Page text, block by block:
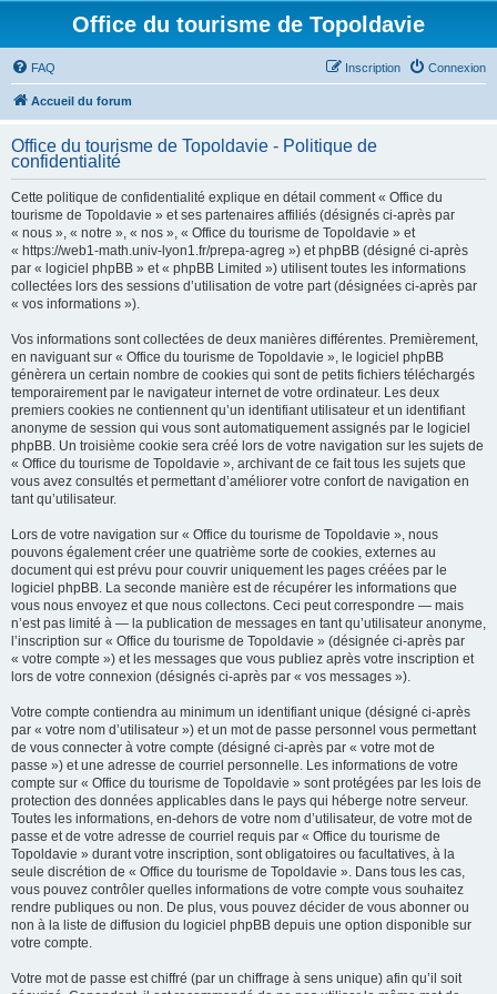
Office du tourisme de Topoldavie
FAQ Connexion
Inscription
Accueil du forum
Office du tourisme de Topoldavie - Politique de
confidentialité
Cette politique de confidentialité explique en détail comment « Office du
tourisme de Topoldavie » et ses partenaires affiliés (désignés ci-après par
« nous », « notre », « nos », « Office du tourisme de Topoldavie » et
« https://web1-math.univ-lyon1.fr/prepa-agreg ») et phpBB (désigné ci-après
par « logiciel phpBB » et « phpBB Limited ») utilisent toutes les informations
collectées lors des sessions d’utilisation de votre part (désignées ci-après par
« vos informations »).
Vos informations sont collectées de deux manières différentes. Premièrement,
en naviguant sur « Office du tourisme de Topoldavie », le logiciel phpBB
génèrera un certain nombre de cookies qui sont de petits fichiers téléchargés
temporairement par le navigateur internet de votre ordinateur. Les deux
premiers cookies ne contiennent qu’un identifiant utilisateur et un identifiant
anonyme de session qui vous sont automatiquement assignés par le logiciel
phpBB. Un troisième cookie sera créé lors de votre navigation sur les sujets de
« Office du tourisme de Topoldavie », archivant de ce fait tous les sujets que
vous avez consultés et permettant d’améliorer votre confort de navigation en
tant qu’utilisateur.
Lors de votre navigation sur « Office du tourisme de Topoldavie », nous
pouvons également créer une quatrième sorte de cookies, externes au
document qui est prévu pour couvrir uniquement les pages créées par le
logiciel phpBB. La seconde manière est de récupérer les informations que
vous nous envoyez et que nous collectons. Ceci peut correspondre — mais
n’est pas limité à — la publication de messages en tant qu’utilisateur anonyme,
l’inscription sur « Office du tourisme de Topoldavie » (désignée ci-après par
« votre compte ») et les messages que vous publiez après votre inscription et
lors de votre connexion (désignés ci-après par « vos messages »).
Votre compte contiendra au minimum un identifiant unique (désigné ci-après
par « votre nom d’utilisateur ») et un mot de passe personnel vous permettant
de vous connecter à votre compte (désigné ci-après par « votre mot de
passe ») et une adresse de courriel personnelle. Les informations de votre
compte sur « Office du tourisme de Topoldavie » sont protégées par les lois de
protection des données applicables dans le pays qui héberge notre serveur.
Toutes les informations, en-dehors de votre nom d’utilisateur, de votre mot de
passe et de votre adresse de courriel requis par « Office du tourisme de
Topoldavie » durant votre inscription, sont obligatoires ou facultatives, à la
seule discrétion de « Office du tourisme de Topoldavie ». Dans tous les cas,
vous pouvez contrôler quelles informations de votre compte vous souhaitez
rendre publiques ou non. De plus, vous pouvez décider de vous abonner ou
non à la liste de diffusion du logiciel phpBB depuis une option disponible sur
votre compte.
Votre mot de passe est chiffré (par un chiffrage à sens unique) afin qu’il soit